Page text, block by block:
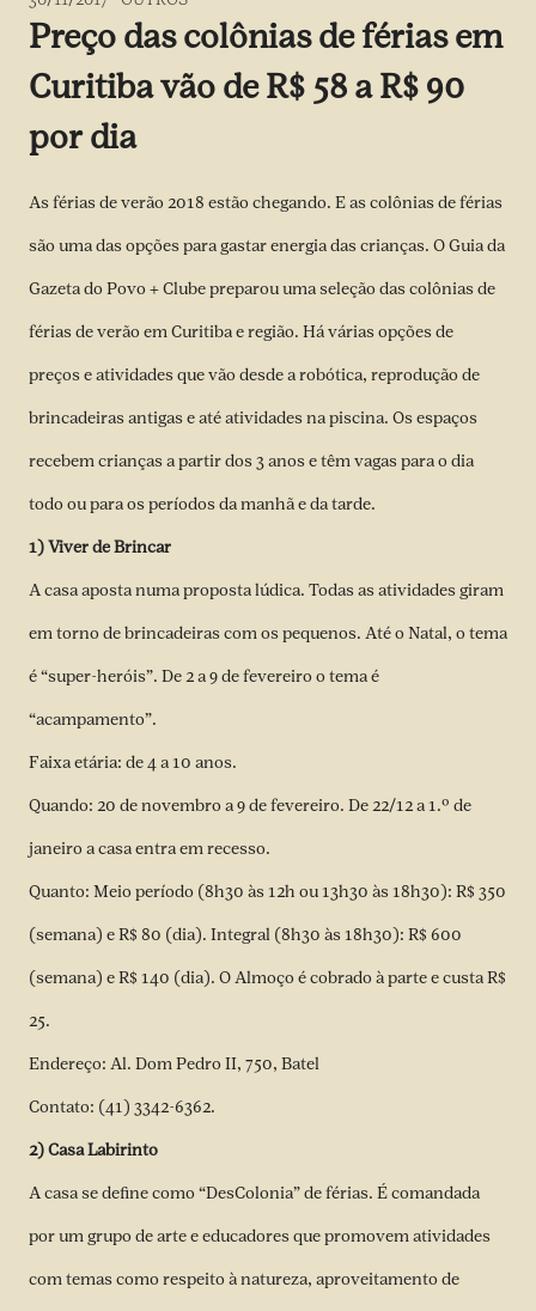
Preço das colônias de férias em
Curitiba vão de R$ 58 a R$ 90
por dia
As férias de verão 2018 estão chegando. E as colônias de férias
são uma das opções para gastar energia das crianças. O Guia da
Gazeta do Povo + Clube preparou uma seleção das colônias de
férias de verão em Curitiba e região. Há várias opções de
preços e atividades que vão desde a robótica, reprodução de
brincadeiras antigas e até atividades na piscina. Os espaços
recebem crianças a partir dos 3 anos e têm vagas para o dia
todo ou para os períodos da manhã e da tarde.
1) Viver de Brincar
A casa aposta numa proposta lúdica. Todas as atividades giram
em torno de brincadeiras com os pequenos. Até o Natal, o tema
é “super-heróis”. De 2 a 9 de fevereiro o tema é
“acampamento”.
Faixa etária: de 4 a 10 anos.
Quando: 20 de novembro a 9 de fevereiro. De 22/12 a 1.º de
janeiro a casa entra em recesso.
Quanto: Meio período (8h30 às 12h ou 13h30 às 18h30): R$ 350
(semana) e R$ 80 (dia). Integral (8h30 às 18h30): R$ 600
(semana) e R$ 140 (dia). O Almoço é cobrado à parte e custa R$
25.
Endereço: Al. Dom Pedro II, 750, Batel
Contato: (41) 3342-6362.
2) Casa Labirinto
A casa se define como “DesColonia” de férias. É comandada
por um grupo de arte e educadores que promovem atividades
com temas como respeito à natureza, aproveitamento de